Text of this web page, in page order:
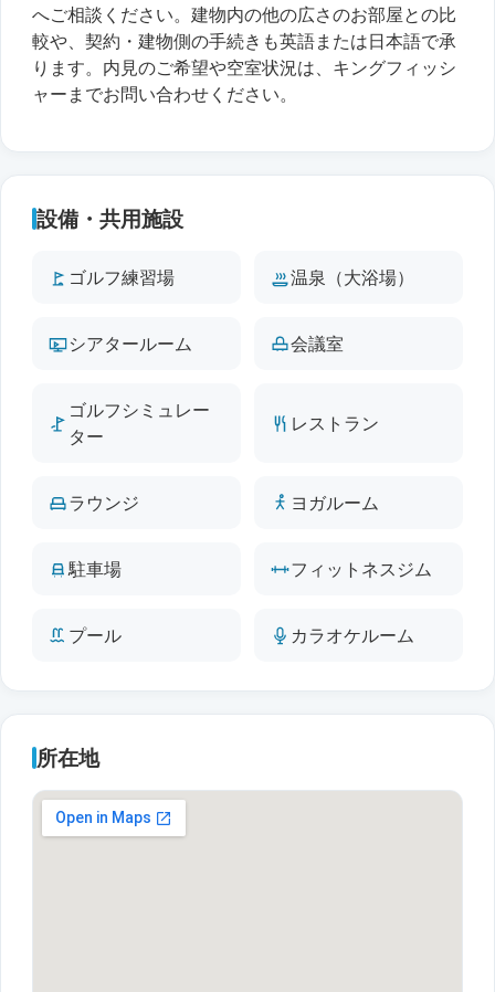
へご相談ください。建物内の他の広さのお部屋との比
較や、契約・建物側の手続きも英語または日本語で承
ります。内見のご希望や空室状況は、キングフィッシ
ャーまでお問い合わせください。
設備・共用施設
ゴルフ練習場 温泉（大浴場）
シアタールーム 会議室
ゴルフシミュレー
ター
レストラン
ラウンジ ヨガルーム
駐車場 フィットネスジム
プール カラオケルーム
所在地